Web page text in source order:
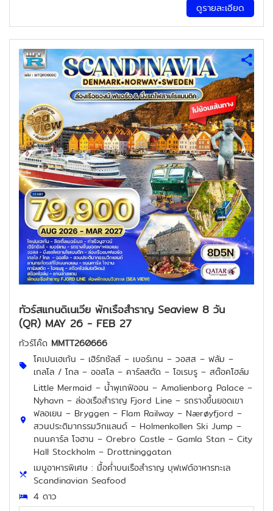
ดูรายละเอียด
ทัวร์สแกนดิเนเวีย พักเรือสำราญ Seaview 8 วัน
(QR) MAY 26 - FEB 27
ทัวร์โค๊ด MMTT260666
โคเปนเฮเก้น – เฮิร์ทชัลส์ – เบอร์เกน – วอสส – ฟลัม –
เกลโล / โกล – ออสโล – คาร์ลสตัด – โอเรบรู – สต๊อคโฮล์ม
Little Mermaid – น้ำพุเกฟิออน – Amalienborg Palace –
Nyhavn – ล่องเรือสำราญ Fjord Line – รถรางขึ้นยอดเขา
ฟลอเยน – Bryggen – Flam Railway – Nærøyfjord –
สวนประติมากรรมวิกแลนด์ – Holmenkollen Ski Jump –
ถนนคาร์ล โจฮาน – Orebro Castle – Gamla Stan – City
Hall Stockholm – Drottninggatan
เมนูอาหารพิเศษ : มื้อค่ำบนเรือสำราญ บุฟเฟต์อาหารทะเล
Scandinavian Seafood
4 ดาว